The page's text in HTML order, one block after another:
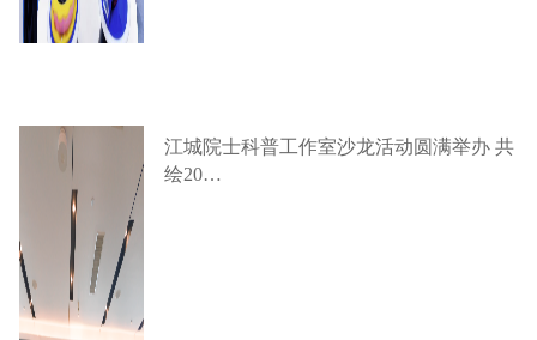
江城院士科普工作室沙龙活动圆满举办 共
绘20…